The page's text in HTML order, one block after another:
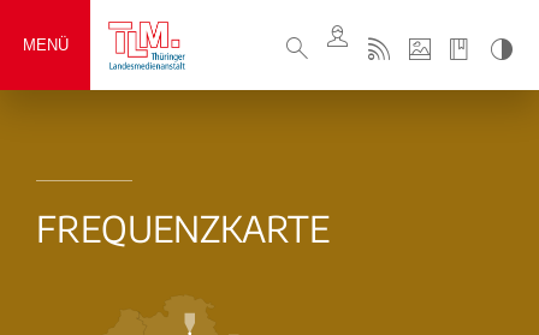
MENÜ
FREQUENZKARTE